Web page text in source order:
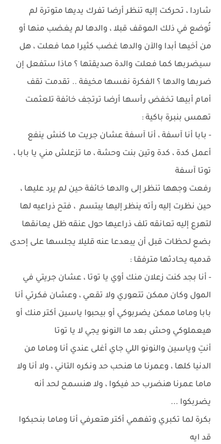
شاردا ، تحركت إليه تنظر أرضا تفرك يديها متوترة لم
تُوضع في ذلك الموقف قبلا ، والدها لم يغضب منها أو
من أخيها أبدا والآن والدها غضب كثيرا مما فعلت ، هل
سيضربها كما فعلت والدة صديقتها ؟ ماذا ستفعل إن
ضربها والدها ؟ الفكرة نفسها مخيفة .. تقدمت تقف
أمام أبيها تخفض رأسها أرضا ترتجف خائفة تلعثمت
تهمس بنبرة باكية :
- بابا أنا آسفة ، أنا آسفة عشان جريت ما كنش ينفع
أعمل كدة ، كدة وتين بنت وحشة ، ما تزعلش مني يا بابا ،
توتا آسفة
رفعت وجهها تنظر إلى والدها خائفة حين لم يرد عليها ،
حين نظرت إليه رأته ينظر إليها يبتسم ، فتح ذراعيه لها
لتهرع إليه تعانقه تلف ذراعيها حول عنقه ظل يعانقها
بضع لحظات قبل أن يبعدعا عنه قليلا يجلسها على إحدى
قدميه يحادثها مترفقا :
- أنا بجد كنت زعلان منك أوي يا توتا ، عشان جريتي في
المول وكان ممكن تتعوري ولا تقعي ، وعشان فكرتي أنا
بابا وماما ممكن يضربوكي أو بيحبوا ياسين أكتر منك أو
هيعملوكي وحش بعد ما النونو يجي لا يا توتا
أنتِ وياسين والنونو اللي جاي أغلى عندي أنا وماما من
الدنيا كلها ، وعمرنا ما هنحب حد ونكره التاني ، ولا أنا ولا
ماما عمرنا هنضرب حد فيكوا ، ولا هنسمح لحد أنه
يضربكوا ...
بكرة لما تكبري وتفهمي أكتر هتعرفي أنا وماما بنحبكوا
قد ايه